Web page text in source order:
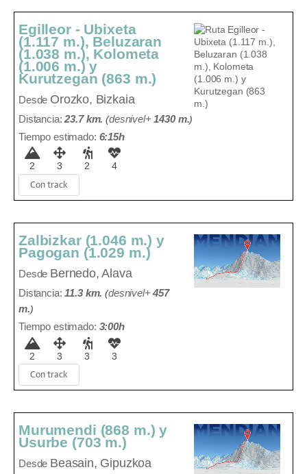
Egilleor - Ubixeta
(1.117 m.), Beluzaran
(1.038 m.), Kolometa
(1.006 m.) y
Kurutzegan (863 m.)
Desde Orozko, Bizkaia
Distancia:23.7 km. (desnivel+1430 m.)
Tiempo estimado: 6:15h
2 3 2 4
Con track
Zalbizkar (1.046 m.) y
Pagogan (1.029 m.)
Desde Bernedo, Alava
Distancia:11.3 km. (desnivel+457
m.)
Tiempo estimado: 3:00h
2 3 3 3
Con track
Murumendi (868 m.) y
Usurbe (703 m.)
Desde Beasain, Gipuzkoa